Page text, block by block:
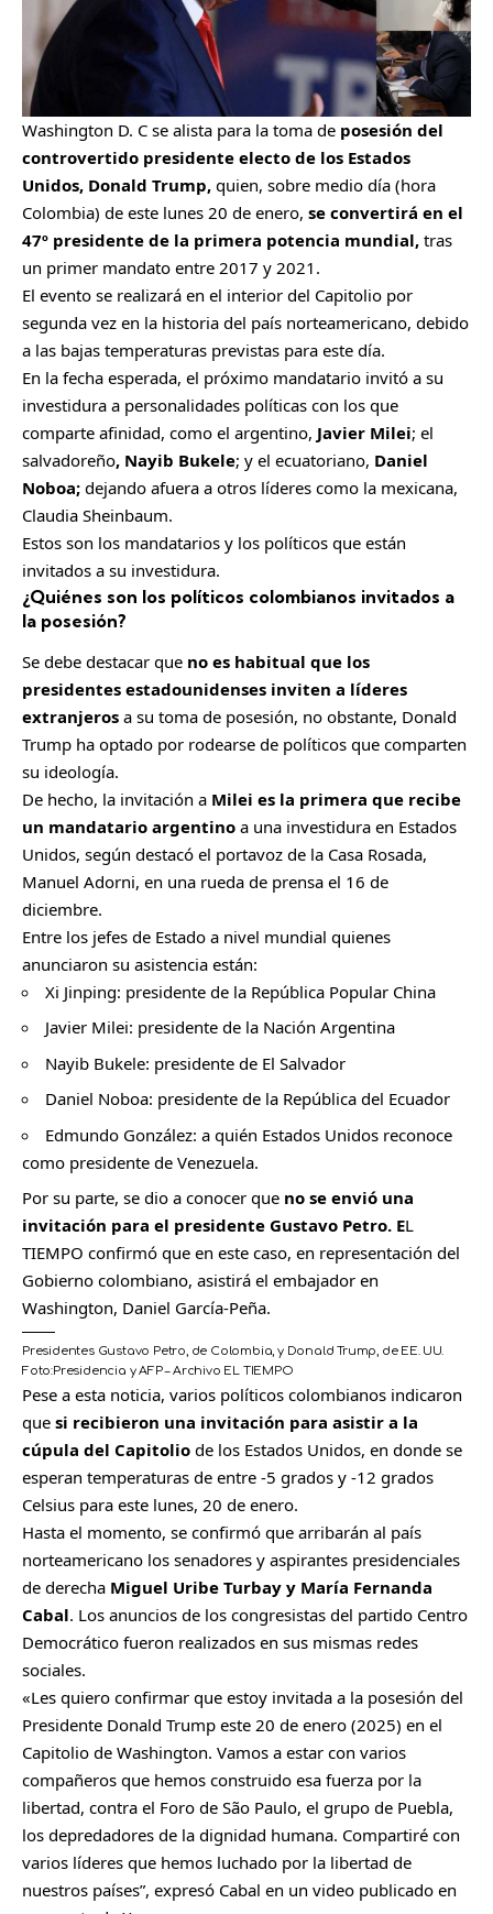
Washington D. C se alista para la toma de posesión del
controvertido presidente electo de los Estados
Unidos, Donald Trump, quien, sobre medio día (hora
Colombia) de este lunes 20 de enero, se convertirá en el
47º presidente de la primera potencia mundial, tras
un primer mandato entre 2017 y 2021.
El evento se realizará en el interior del Capitolio por
segunda vez en la historia del país norteamericano, debido
a las bajas temperaturas previstas para este día.
En la fecha esperada, el próximo mandatario invitó a su
investidura a personalidades políticas con los que
comparte afinidad, como el argentino, Javier Milei; el
salvadoreño, Nayib Bukele; y el ecuatoriano, Daniel
Noboa; dejando afuera a otros líderes como la mexicana,
Claudia Sheinbaum.
Estos son los mandatarios y los políticos que están
invitados a su investidura.
¿Quiénes son los políticos colombianos invitados a
la posesión?
Se debe destacar que no es habitual que los
presidentes estadounidenses inviten a líderes
extranjeros a su toma de posesión, no obstante, Donald
Trump ha optado por rodearse de políticos que comparten
su ideología.
De hecho, la invitación a Milei es la primera que recibe
un mandatario argentino a una investidura en Estados
Unidos, según destacó el portavoz de la Casa Rosada,
Manuel Adorni, en una rueda de prensa el 16 de
diciembre.
Entre los jefes de Estado a nivel mundial quienes
anunciaron su asistencia están:
Xi Jinping: presidente de la República Popular China
Javier Milei: presidente de la Nación Argentina
Nayib Bukele: presidente de El Salvador
Daniel Noboa: presidente de la República del Ecuador
Edmundo González: a quién Estados Unidos reconoce
como presidente de Venezuela.
Por su parte, se dio a conocer que no se envió una
invitación para el presidente Gustavo Petro. EL
TIEMPO confirmó que en este caso, en representación del
Gobierno colombiano, asistirá el embajador en
Washington, Daniel García-Peña.
Presidentes Gustavo Petro, de Colombia, y Donald Trump, de EE. UU.
Foto:Presidencia y AFP – Archivo EL TIEMPO
Pese a esta noticia, varios políticos colombianos indicaron
que si recibieron una invitación para asistir a la
cúpula del Capitolio de los Estados Unidos, en donde se
esperan temperaturas de entre -5 grados y -12 grados
Celsius para este lunes, 20 de enero.
Hasta el momento, se confirmó que arribarán al país
norteamericano los senadores y aspirantes presidenciales
de derecha Miguel Uribe Turbay y María Fernanda
Cabal. Los anuncios de los congresistas del partido Centro
Democrático fueron realizados en sus mismas redes
sociales.
«Les quiero confirmar que estoy invitada a la posesión del
Presidente Donald Trump este 20 de enero (2025) en el
Capitolio de Washington. Vamos a estar con varios
compañeros que hemos construido esa fuerza por la
libertad, contra el Foro de São Paulo, el grupo de Puebla,
los depredadores de la dignidad humana. Compartiré con
varios líderes que hemos luchado por la libertad de
nuestros países”, expresó Cabal en un video publicado en